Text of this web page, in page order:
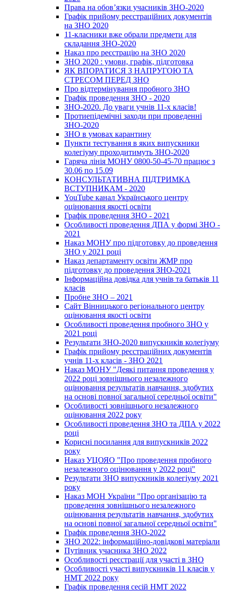
Права на обов’язки учасників ЗНО-2020
Графік прийому реєстраційних документів
на ЗНО 2020
11-класники вже обрали предмети для
складання ЗНО-2020
Наказ про реєстрацію на ЗНО 2020
ЗНО 2020 : умови, графік, підготовка
ЯК ВПОРАТИСЯ З НАПРУГОЮ ТА
СТРЕСОМ ПЕРЕД ЗНО
Про відтермінування пробного ЗНО
Графік проведення ЗНО - 2020
ЗНО-2020. До уваги учнів 11-х класів!
Протиепідемічні заходи при проведенні
ЗНО-2020
ЗНО в умовах карантину
Пункти тестування в яких випускники
колегіуму проходитимуть ЗНО-2020
Гаряча лінія МОНУ 0800-50-45-70 працює з
30.06 по 15.09
КОНСУЛЬТАТИВНА ПІДТРИМКА
ВСТУПНИКАМ - 2020
YouTube канал Українського центру
оцінювання якості освіти
Графік проведення ЗНО - 2021
Особливості проведення ДПА у формі ЗНО -
2021
Наказ МОНУ про підготовку до проведення
ЗНО у 2021 році
Наказ департаменту освіти ЖМР про
підготовку до проведення ЗНО-2021
Інформаційна довідка для учнів та батьків 11
класів
Пробне ЗНО – 2021
Сайт Вінницького регіонального центру
оцінювання якості освіти
Особливості проведення пробного ЗНО у
2021 році
Результати ЗНО-2020 випускників колегіуму
Графік прийому реєстраційних документів
учнів 11-х класів - ЗНО 2021
Наказ МОНУ "Деякі питання проведення у
2022 році зовнішнього незалежного
оцінювання результатів навчання, здобутих
на основі повної загальної середньої освіти"
Особливості зовнішнього незалежного
оцінювання 2022 року
Особливості проведення ЗНО та ДПА у 2022
році
Корисні посилання для випускників 2022
року
Наказ УЦОЯО "Про проведення пробного
незалежного оцінювання у 2022 році"
Результати ЗНО випускників колегіуму 2021
року
Наказ МОН України "Про організацію та
проведення зовнішнього незалежного
оцінювання результатів навчання, здобутих
на основі повної загальної середньої освіти"
Графік проведення ЗНО-2022
ЗНО 2022: інформаційно-довідкові матеріали
Путівник учасника ЗНО 2022
Особливості реєстрації для участі в ЗНО
Особливості участі випускників 11 класів у
НМТ 2022 року
Графік проведення сесій НМТ 2022